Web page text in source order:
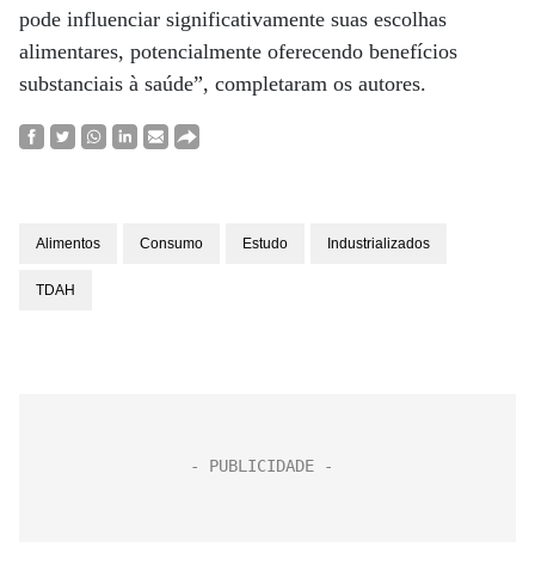
pode influenciar significativamente suas escolhas
alimentares, potencialmente oferecendo benefícios
substanciais à saúde”, completaram os autores.
Alimentos Consumo Estudo Industrializados
TDAH